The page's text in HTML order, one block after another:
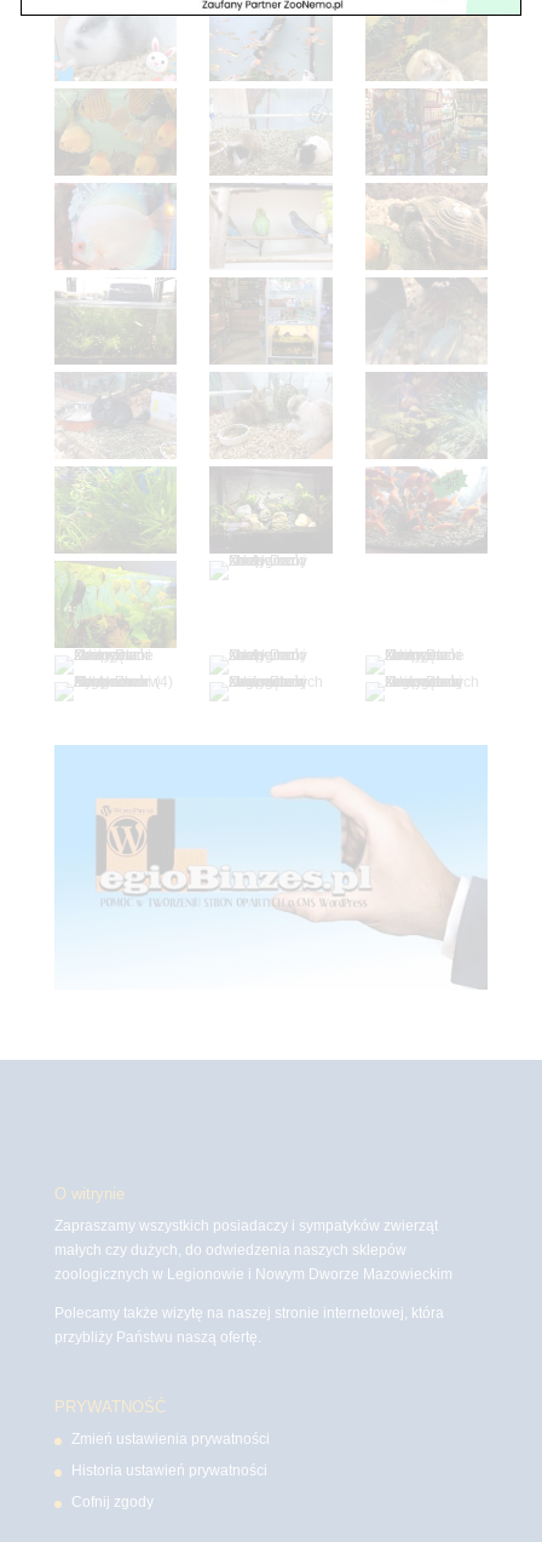
O witrynie
Zapraszamy wszystkich posiadaczy i sympatyków zwierząt
małych czy dużych, do odwiedzenia naszych sklepów
zoologicznych w Legionowie i Nowym Dworze Mazowieckim
Polecamy także wizytę na naszej stronie internetowej, która
przybliży Państwu naszą ofertę.
PRYWATNOŚĆ
Zmień ustawienia prywatności
Historia ustawień prywatności
Cofnij zgody